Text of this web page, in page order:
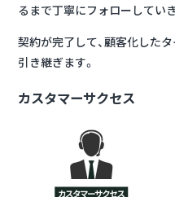
るまで丁寧にフォローしていき
契約が完了して、顧客化した
引き継ぎます。
カスタマーサクセス